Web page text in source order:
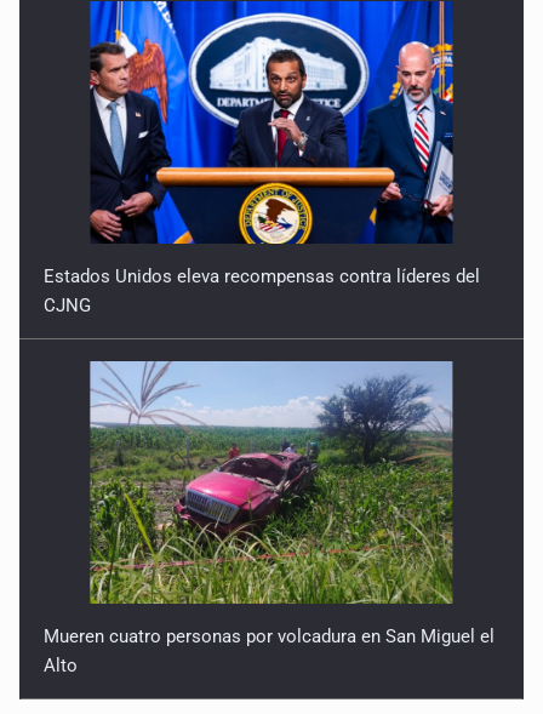
Estados Unidos eleva recompensas contra líderes del
CJNG
Mueren cuatro personas por volcadura en San Miguel el
Alto